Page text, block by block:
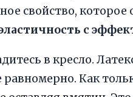
свойство,
с
в кресло.
равномерно. Как